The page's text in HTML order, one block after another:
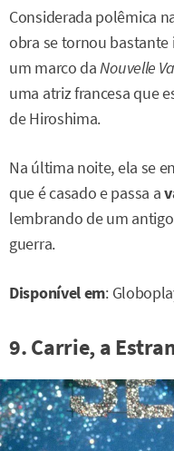
Considerada polêmica
obra se tornou
um marco daNouvelle
uma atriz francesa que
de Hiroshima.
Na última noite, ela se
que é casado e passa a
lembrando de um
guerra.
Disponível em:
9. Carrie, a